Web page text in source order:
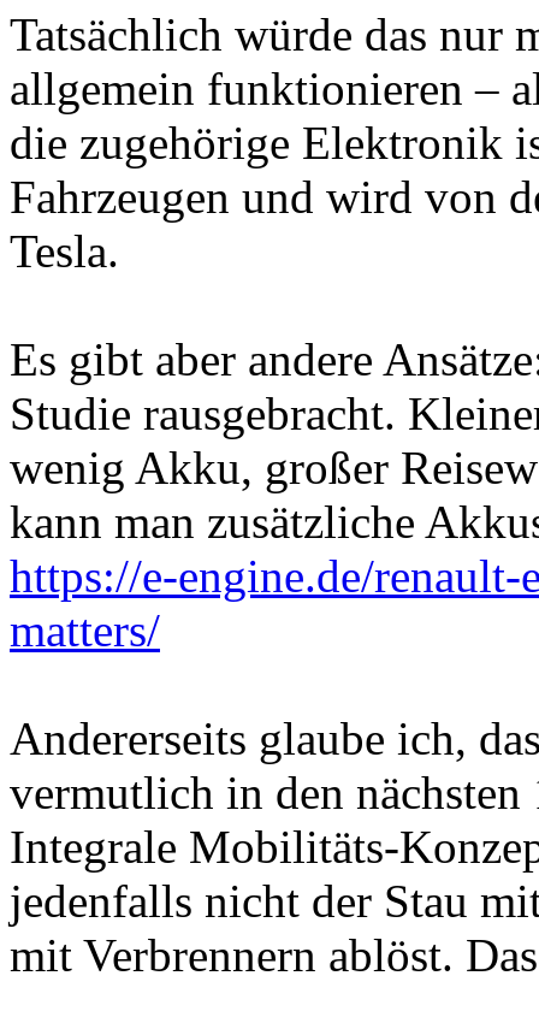
Tatsächlich würde das nur
allgemein funktionieren –
die zugehörige Elektronik
Fahrzeugen und wird von
Tesla.
Es gibt aber andere
Studie rausgebracht.
wenig Akku, großer
kann man zusätzliche
https://e-engine.de/
matters/
Andererseits glaube ich,
vermutlich in den
Integrale Mobilitäts-
jedenfalls nicht der Stau
mit Verbrennern ablöst.